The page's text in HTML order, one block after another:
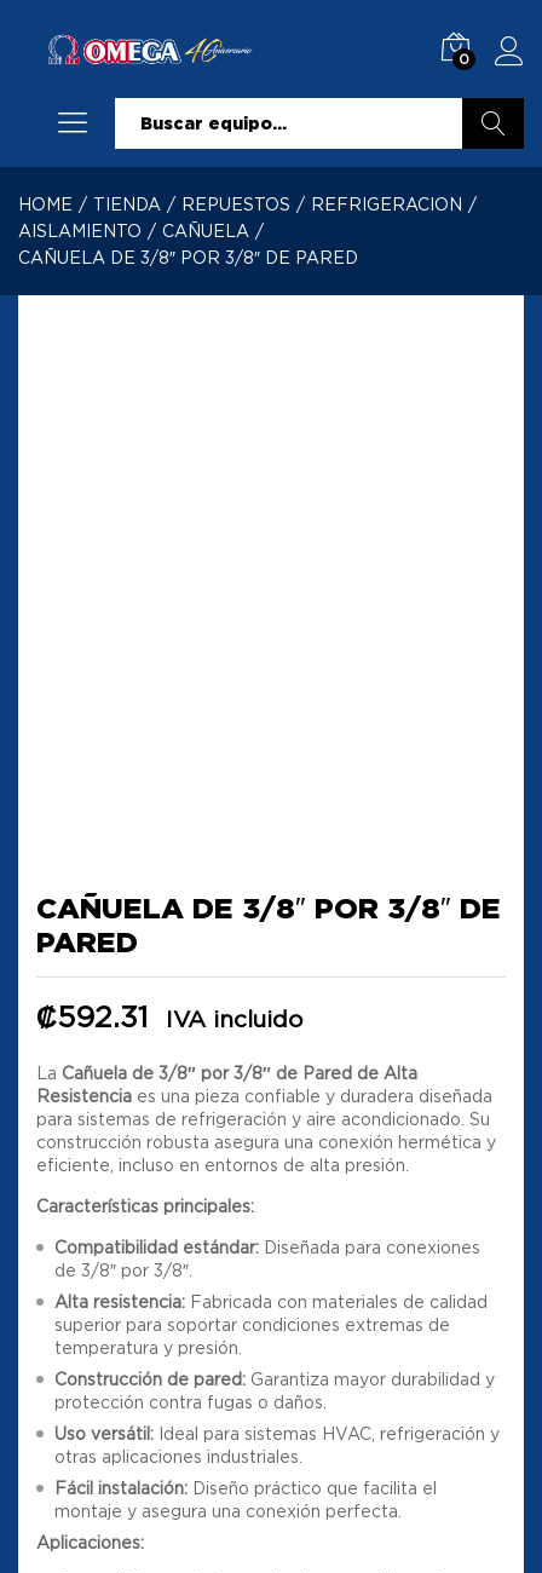
0
HOME / TIENDA / REPUESTOS / REFRIGERACION /
AISLAMIENTO / CAÑUELA /
CAÑUELA DE 3/8″ POR 3/8″ DE PARED
CAÑUELA DE 3/8″ POR 3/8″ DE
PARED
₡592.31 IVA incluido
La Cañuela de 3/8″ por 3/8″ de Pared de Alta
Resistencia es una pieza confiable y duradera diseñada
para sistemas de refrigeración y aire acondicionado. Su
construcción robusta asegura una conexión hermética y
eficiente, incluso en entornos de alta presión.
Características principales:
Compatibilidad estándar: Diseñada para conexiones
de 3/8″ por 3/8″.
Alta resistencia: Fabricada con materiales de calidad
superior para soportar condiciones extremas de
temperatura y presión.
Construcción de pared: Garantiza mayor durabilidad y
protección contra fugas o daños.
Uso versátil: Ideal para sistemas HVAC, refrigeración y
otras aplicaciones industriales.
Fácil instalación: Diseño práctico que facilita el
montaje y asegura una conexión perfecta.
Aplicaciones: